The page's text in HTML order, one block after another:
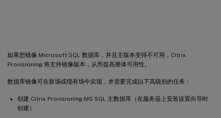
如果您镜像 Microsoft SQL 数据库，并且主版本变得不可用，Citrix
Provisioning 将支持镜像版本，从而提高整体可用性。
数据库镜像可在新场或现有场中实现，并需要完成以下高级别的任务：
创建 Citrix Provisioning MS SQL 主数据库（在服务器上安装设置向导时
创建）